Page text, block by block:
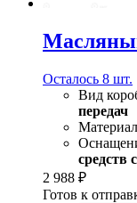
Осталось 8 шт.
Вид
передач
Материал
средств
2 988 ₽
Готов к